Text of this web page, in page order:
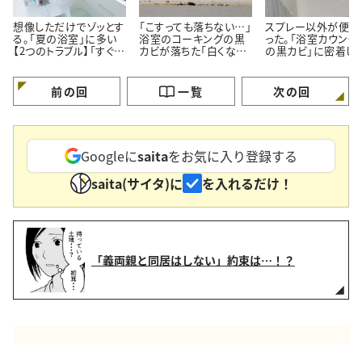
想像しただけでゾッとす
る。「夏の浴室」に多い
【2つのトラブル】「すぐ対
「こすっても落ちない…」
浴室のコーキングの黒
カビが落ちた「白くなっ
掃除術】
スプレー以外が便
った。「浴室カウンタ
の黒カビ」に密着し
掃除術】
前の回 一覧 次の回
Googleにsaitaをお気に入り登録する
saita(サイタ)に
を入れるだけ！
「義両親と同居はしない」約束は…！？